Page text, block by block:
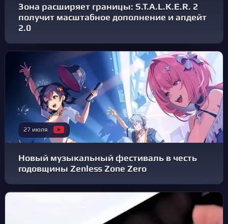
Зона расширяет границы: S.T.A.L.K.E.R. 2
получит масштабное дополнение и апдейт
2.0
27 июля
Новый музыкальный фестиваль в честь
годовщины Zenless Zone Zero